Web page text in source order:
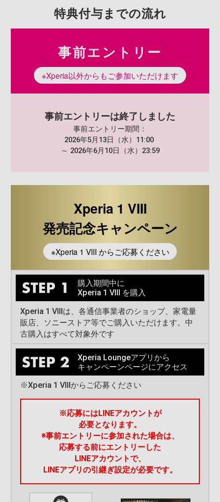
特典付与までの流れ
事前エントリー
※Xperia以外からもご参加いただけます
事前エントリーは終了しました
事前エントリー期間：
2026年5月13日（水）11:00
～ 2026年6月10日（水）23:59
Xperia 1 VIII
発売記念キャンペーン
※Xperia 1 VIII からご応募ください
購入期間中に
Xperia 1 VIII を購入
Xperia 1 VIIIは、各通信事業者のショップ、家電量
販店、ソニーストア等でご購入いただけます。中
古購入はすべて対象外です
Xperia Loungeアプリから
キャンペーンページにアクセス
※Xperia 1 VIIIからご応募ください
※応募にはLINEアカウントが
必要となります。
※事前エントリーに参加された場合は、
応募する前にエントリーした
LINEアカウントで、
LINEアプリの引継ぎ設定が必要です。